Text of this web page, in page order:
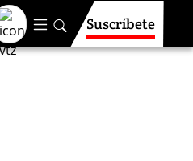
Suscríbete